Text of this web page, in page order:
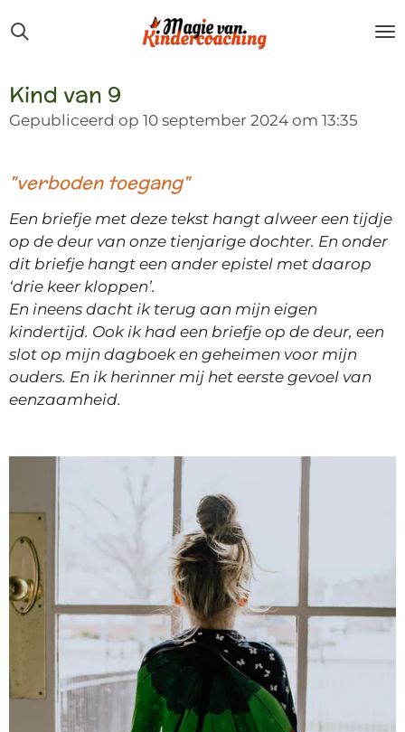
Ga
direct
de
hoofdinhoud
Kind van 9
Gepubliceerd op 10 september 2024 om 13:35
"verboden toegang"
Een briefje met deze tekst hangt alweer een tijdje
op de deur van onze tienjarige dochter. En onder
dit briefje hangt een ander epistel met daarop
‘drie keer kloppen’.
En ineens dacht ik terug aan mijn eigen
kindertijd. Ook ik had een briefje op de deur, een
slot op mijn dagboek en geheimen voor mijn
ouders. En ik herinner mij het eerste gevoel van
eenzaamheid.